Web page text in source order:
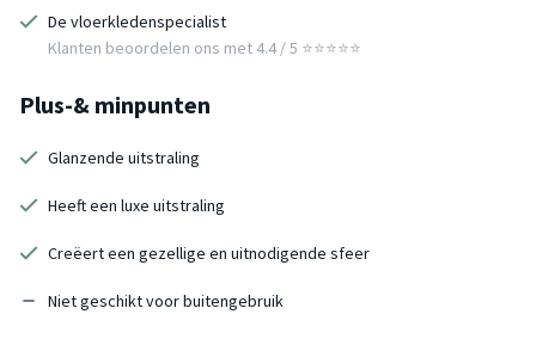
De vloerkledenspecialist
Klanten beoordelen ons met 4.4 / 5 ⭐⭐⭐⭐⭐
Plus-& minpunten
Glanzende uitstraling
Heeft een luxe uitstraling
Creëert een gezellige en uitnodigende sfeer
Niet geschikt voor buitengebruik